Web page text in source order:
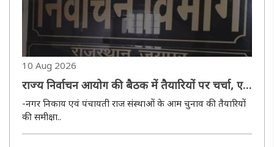
10 Aug 2026
राज्य निर्वाचन आयोग की बैठक में तैयारियों पर चर्चा, एक
राज्य-एक चुनाव से संसाधनों के बेहतर उपयोग पर जोर
-नगर निकाय एवं पंचायती राज संस्थाओं के आम चुनाव की तैयारियों
की समीक्षा..